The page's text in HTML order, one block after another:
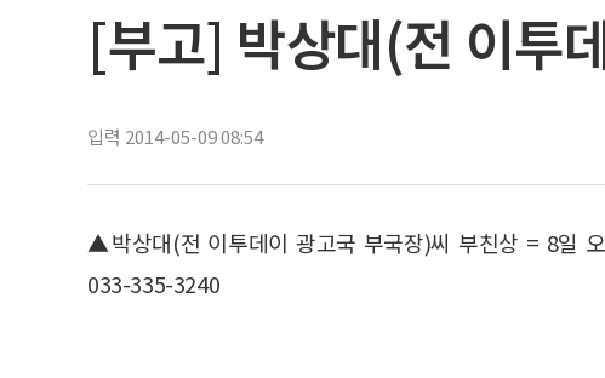
[부고] 박상대(전 이투
입력 2014-05-09 08:54
▲박상대(전 이투데이 광고국 부국장)씨 부친상 = 8일
033-335-3240